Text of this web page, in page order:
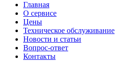
Главная
О сервисе
Цены
Техническое обслуживание
Новости и статьи
Вопрос-ответ
Контакты